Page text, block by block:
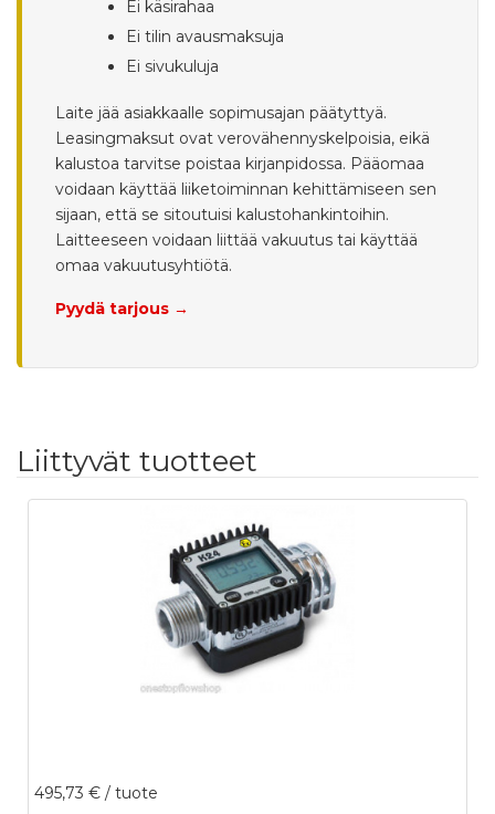
Ei käsirahaa
Ei tilin avausmaksuja
Ei sivukuluja
Laite jää asiakkaalle sopimusajan päätyttyä.
Leasingmaksut ovat verovähennyskelpoisia, eikä
kalustoa tarvitse poistaa kirjanpidossa. Pääomaa
voidaan käyttää liiketoiminnan kehittämiseen sen
sijaan, että se sitoutuisi kalustohankintoihin.
Laitteeseen voidaan liittää vakuutus tai käyttää
omaa vakuutusyhtiötä.
Pyydä tarjous →
Liittyvät tuotteet
495,73 € / tuote